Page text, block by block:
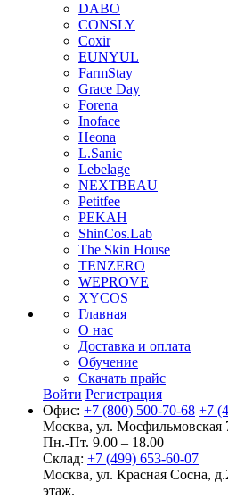
DABO
CONSLY
Coxir
EUNYUL
FarmStay
Grace Day
Forena
Inoface
Heona
L.Sanic
Lebelage
NEXTBEAU
Petitfee
PEKAH
ShinCos.Lab
The Skin House
TENZERO
WEPROVE
XYCOS
Главная
О нас
Доставка и оплата
Обучение
Скачать прайс
Войти Регистрация
Офис: +7 (800) 500-70-68 +7
Москва, ул. Мосфильмовская
Пн.-Пт. 9.00 – 18.00
Склад: +7 (499) 653-60-07
Москва, ул. Красная Сосна,
этаж.